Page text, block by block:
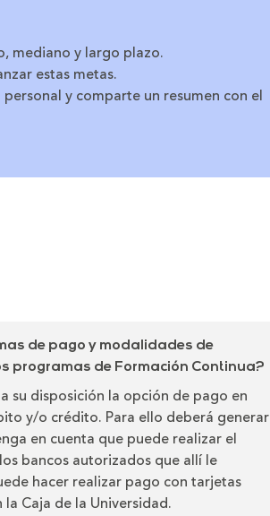
mediano y largo plazo.
estas metas.
y comparte un resumen con el
de pago y modalidades de
programas de Formación Continua?
su disposición la opción de pago en
y/o crédito. Para ello deberá generar
en cuenta que puede realizar el
bancos autorizados que allí le
hacer realizar pago con tarjetas
Caja de la Universidad.